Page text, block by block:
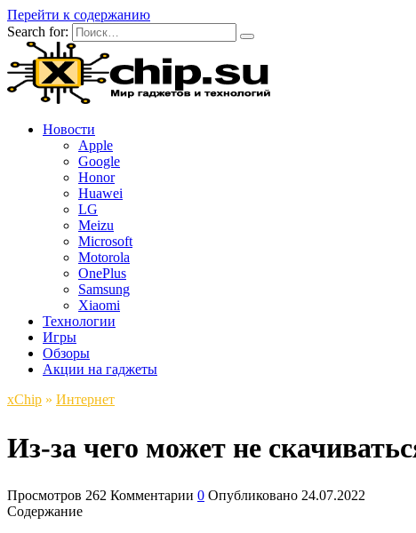
Перейти к содержанию
Search for:
Новости
Apple
Google
Honor
Huawei
LG
Meizu
Microsoft
Motorola
OnePlus
Samsung
Xiaomi
Технологии
Игры
Обзоры
Акции на гаджеты
xСhip » Интернет
Из-за чего может не
Просмотров 262 Комментарии 0 Опубликовано 24.07.2022
Содержание